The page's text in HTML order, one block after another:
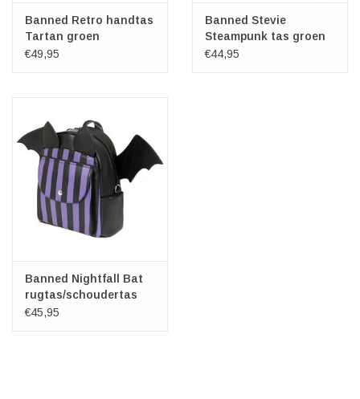
Banned Retro handtas
Tartan groen
€49,95
Banned Stevie
Steampunk tas groen
€44,95
Banned Nightfall Bat
rugtas/schoudertas
€45,95